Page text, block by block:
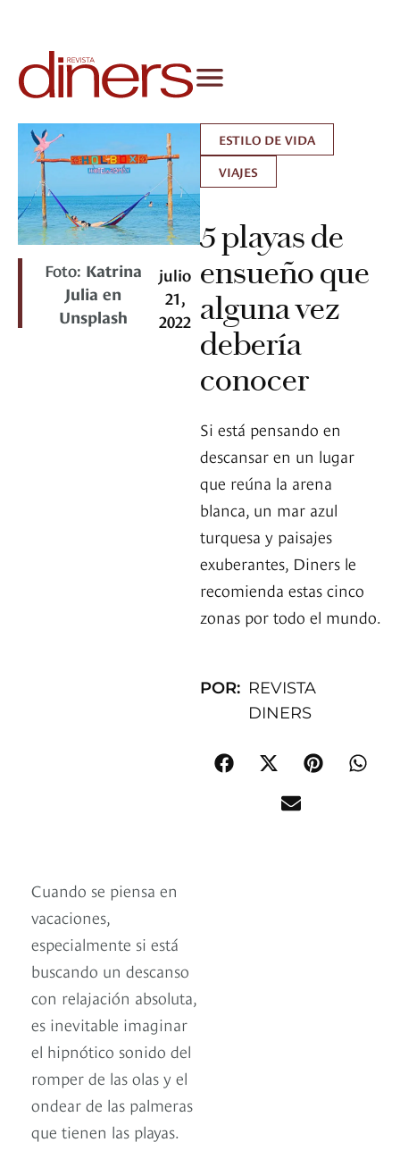
Foto: Katrina
Julia en
Unsplash
julio
21,
2022
ESTILO DE VIDA
VIAJES
5 playas de
ensueño que
alguna vez
debería
conocer
Si está pensando en
descansar en un lugar
que reúna la arena
blanca, un mar azul
turquesa y paisajes
exuberantes, Diners le
recomienda estas cinco
zonas por todo el mundo.
POR: REVISTA
DINERS
Cuando se piensa en
vacaciones,
especialmente si está
buscando un descanso
con relajación absoluta,
es inevitable imaginar
el hipnótico sonido del
romper de las olas y el
ondear de las palmeras
que tienen las playas.